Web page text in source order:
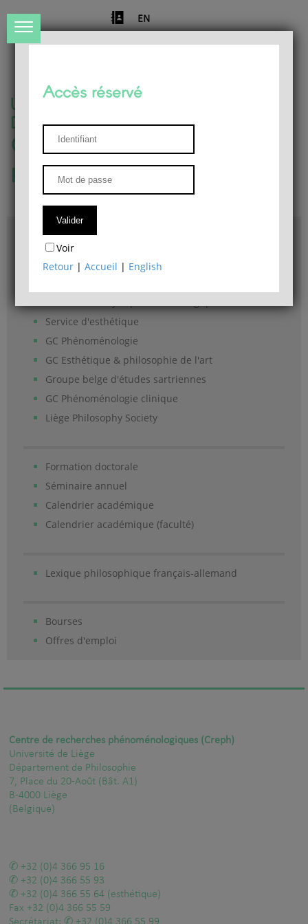
EN
Université de Liège
Département de philosophie
Centre de recherches
phénoménologiques
Accès & plans
Bibliothèque du Département de philosophie
Service d'esthétique
GC Phénoménologie
GC Esthétique & philosophie de l'art
Groupe belge d'études sartriennes
GC Phénoménologie clinique
Liège Philosophy Society
Formation doctorale
Séminaire annuel
Calendrier académique
Calendrier académique (faculté)
Lexique philosophique français-allemand
Bourses
Offres d'emploi
Accès réservé
Voir
Retour |Accueil | English
Centre de recherches phénoménologiques (Creph)
Université de Liège
Département de Philosophie
7, Place du 20-Août (Bât. A1)
B-4000 Liège
(Belgique)
+32 (0)4 366 95 16
+32 (0)4 366 55 93
+32 (0)4 366 55 64 (esthétique)
Fax +32 (0)4 366 55 59